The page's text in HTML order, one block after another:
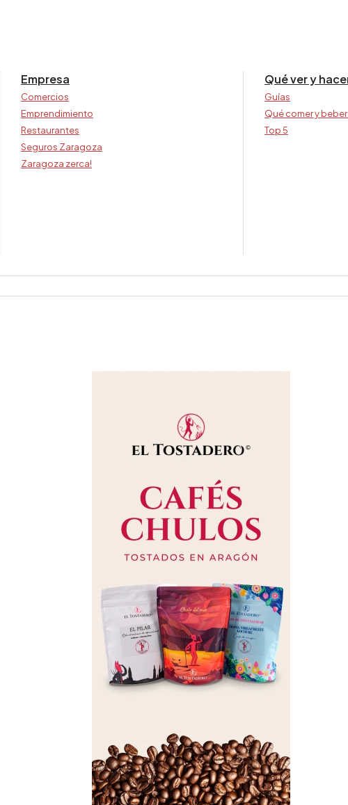
Empresa
Comercios
Emprendimiento
Restaurantes
Seguros Zaragoza
Zaragoza zerca!
Qué ver y
Guías
Qué comer y
Top 5